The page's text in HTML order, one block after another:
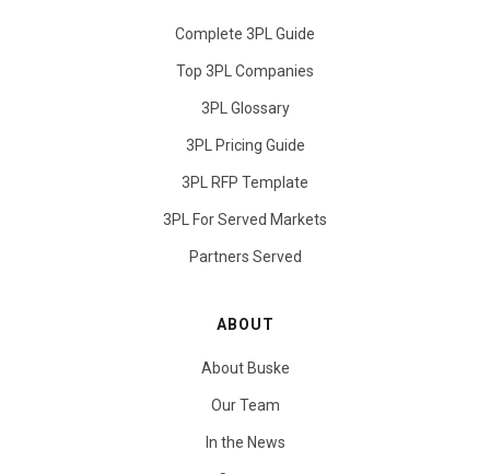
Complete 3PL Guide
Top 3PL Companies
3PL Glossary
3PL Pricing Guide
3PL RFP Template
3PL For Served Markets
Partners Served
ABOUT
About Buske
Our Team
In the News